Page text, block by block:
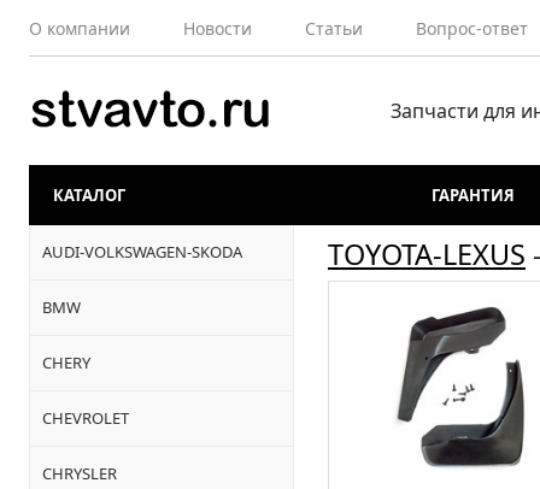
О компании Новости Статьи Вопрос-ответ
Запчасти для
КАТАЛОГ ГАРАНТИЯ
AUDI-VOLKSWAGEN-SKODA
BMW
CHERY
CHEVROLET
CHRYSLER
TOYOTA-LEXUS